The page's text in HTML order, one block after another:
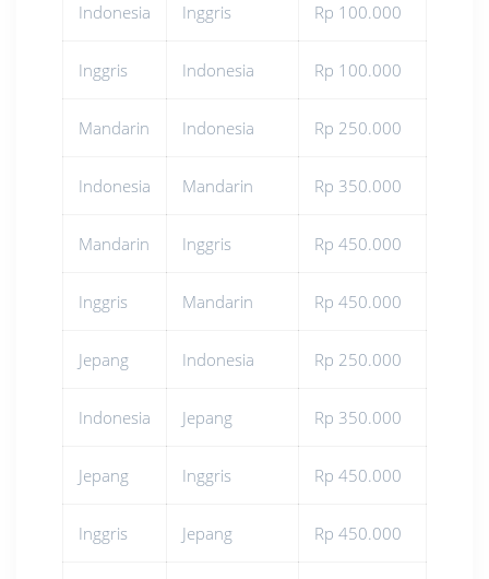
Indonesia Inggris Rp 100.000
Inggris Indonesia Rp 100.000
Mandarin Indonesia Rp 250.000
Indonesia Mandarin Rp 350.000
Mandarin Inggris Rp 450.000
Inggris Mandarin Rp 450.000
Jepang Indonesia Rp 250.000
Indonesia Jepang Rp 350.000
Jepang Inggris Rp 450.000
Inggris Jepang Rp 450.000